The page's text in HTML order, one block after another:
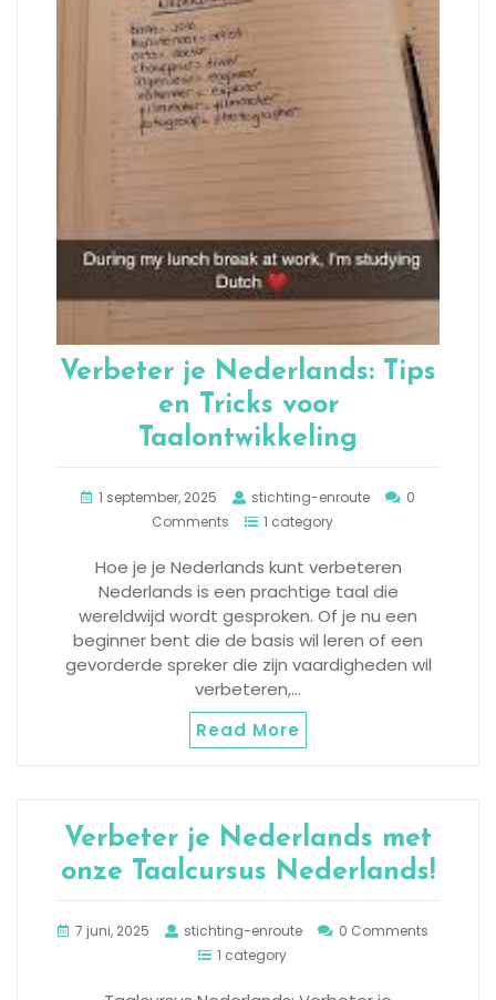
Verbeter je Nederlands: Tips
en Tricks voor
Taalontwikkeling
1 september, 2025 stichting-enroute
0
Comments
1 category
Hoe je je Nederlands kunt verbeteren
Nederlands is een prachtige taal die
wereldwijd wordt gesproken. Of je nu een
beginner bent die de basis wil leren of een
gevorderde spreker die zijn vaardigheden wil
verbeteren,…
Read More
Verbeter je Nederlands met
onze Taalcursus Nederlands!
7 juni, 2025 stichting-enroute
0 Comments
1 category